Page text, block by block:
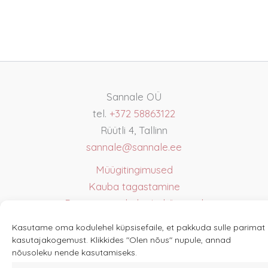
Kasutame oma kodulehel küpsisefaile, et pakkuda sulle parimat
kasutajakogemust. Klikkides "Olen nõus" nupule, annad
nõusoleku nende kasutamiseks.
Sannale OÜ
tel. +372 58863122
Rüütli 4, Tallinn
sannale@sannale.ee
Müügitingimused
Kauba tagastamine
Privaatsuspoliitika ja küpsised